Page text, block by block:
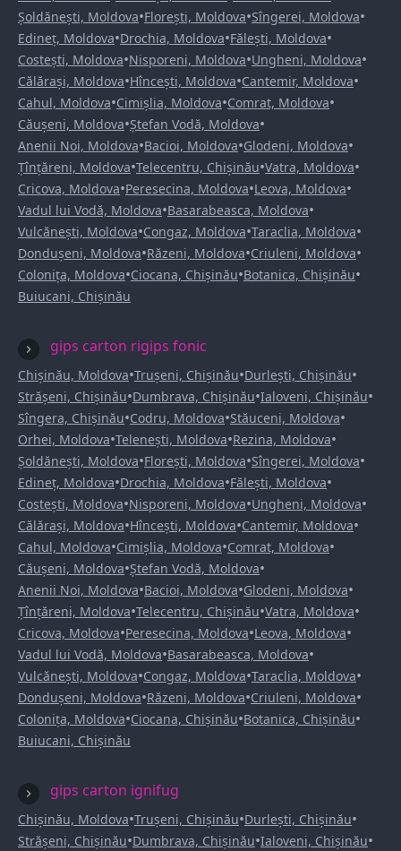
Șoldănești, Moldova•Florești, Moldova•Sîngerei, Moldova•
Edineț, Moldova•Drochia, Moldova•Fălești, Moldova•
Costești, Moldova•Nisporeni, Moldova•Ungheni, Moldova•
Călărași, Moldova•Hîncești, Moldova•Cantemir, Moldova•
Cahul, Moldova•Cimișlia, Moldova•Comrat, Moldova•
Căușeni, Moldova•Ștefan Vodă, Moldova•
Anenii Noi, Moldova•Bacioi, Moldova•Glodeni, Moldova•
Țînțăreni, Moldova•Telecentru, Chișinău•Vatra, Moldova•
Cricova, Moldova•Peresecina, Moldova•Leova, Moldova•
Vadul lui Vodă, Moldova•Basarabeasca, Moldova•
Vulcănești, Moldova•Congaz, Moldova•Taraclia, Moldova•
Dondușeni, Moldova•Răzeni, Moldova•Criuleni, Moldova•
Colonița, Moldova•Ciocana, Chișinău•Botanica, Chișinău•
Buiucani, Chișinău
gips carton rigips fonic
Chișinău, Moldova•Trușeni, Chișinău•Durlești, Chișinău•
Strășeni, Chișinău•Dumbrava, Chișinău•Ialoveni, Chișinău•
Sîngera, Chișinău•Codru, Moldova•Stăuceni, Moldova•
Orhei, Moldova•Telenești, Moldova•Rezina, Moldova•
Șoldănești, Moldova•Florești, Moldova•Sîngerei, Moldova•
Edineț, Moldova•Drochia, Moldova•Fălești, Moldova•
Costești, Moldova•Nisporeni, Moldova•Ungheni, Moldova•
Călărași, Moldova•Hîncești, Moldova•Cantemir, Moldova•
Cahul, Moldova•Cimișlia, Moldova•Comrat, Moldova•
Căușeni, Moldova•Ștefan Vodă, Moldova•
Anenii Noi, Moldova•Bacioi, Moldova•Glodeni, Moldova•
Țînțăreni, Moldova•Telecentru, Chișinău•Vatra, Moldova•
Cricova, Moldova•Peresecina, Moldova•Leova, Moldova•
Vadul lui Vodă, Moldova•Basarabeasca, Moldova•
Vulcănești, Moldova•Congaz, Moldova•Taraclia, Moldova•
Dondușeni, Moldova•Răzeni, Moldova•Criuleni, Moldova•
Colonița, Moldova•Ciocana, Chișinău•Botanica, Chișinău•
Buiucani, Chișinău
gips carton ignifug
Chișinău, Moldova•Trușeni, Chișinău•Durlești, Chișinău•
Strășeni, Chișinău•Dumbrava, Chișinău•Ialoveni, Chișinău•